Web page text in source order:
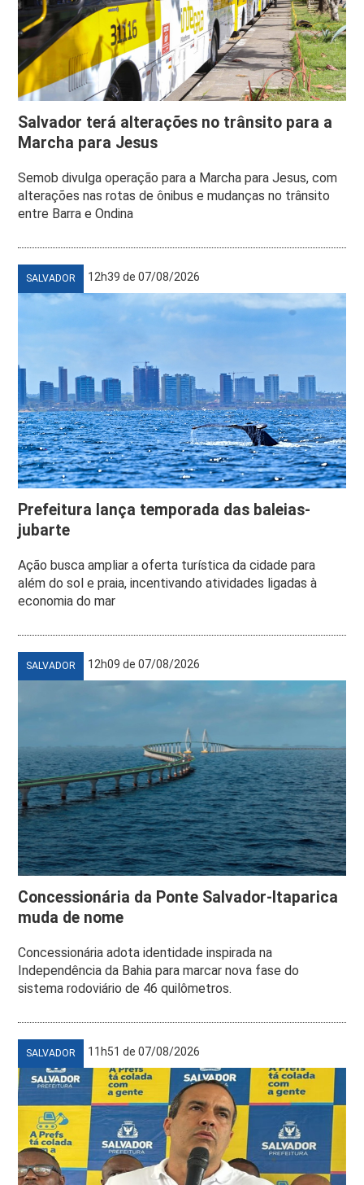
Salvador terá alterações no trânsito para a
Marcha para Jesus
Semob divulga operação para a Marcha para Jesus, com
alterações nas rotas de ônibus e mudanças no trânsito
entre Barra e Ondina
SALVADOR 12h39 de 07/08/2026
Prefeitura lança temporada das baleias-
jubarte
Ação busca ampliar a oferta turística da cidade para
além do sol e praia, incentivando atividades ligadas à
economia do mar
SALVADOR 12h09 de 07/08/2026
Concessionária da Ponte Salvador-Itaparica
muda de nome
Concessionária adota identidade inspirada na
Independência da Bahia para marcar nova fase do
sistema rodoviário de 46 quilômetros.
SALVADOR 11h51 de 07/08/2026